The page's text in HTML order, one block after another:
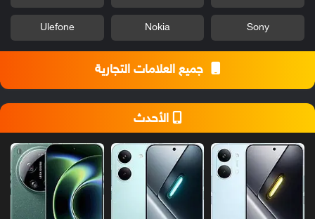
Sony
Nokia
Ulefone
جميع العلامات التجارية
الأحدث